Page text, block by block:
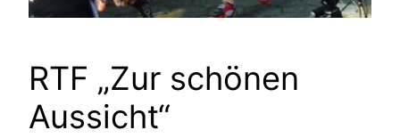
RTF „Zur schönen
Aussicht“